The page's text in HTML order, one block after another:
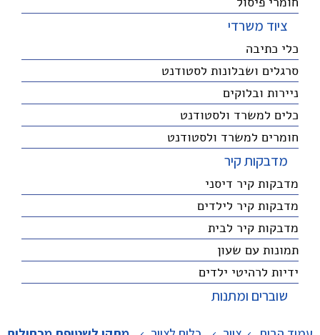
ציוד משרדי
כלי כתיבה
סרגלים ושבלונות לסטודנט
ניירות ובלוקים
כלים למשרד ולסטודנט
חומרים למשרד ולסטודנט
מדבקות קיר
מדבקות קיר דיסני
מדבקות קיר לילדים
מדבקות קיר לבית
תמונות עם שעון
ידיות לרהיטי ילדים
שוברים ומתנות